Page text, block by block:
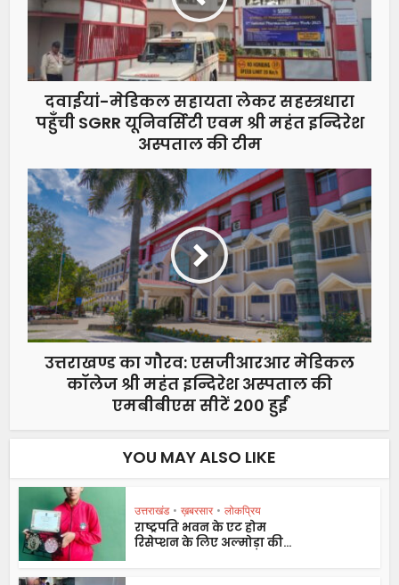
दवाईयां-मेडिकल सहायता लेकर सहस्त्रधारा
पहुँची SGRR यूनिवर्सिटी एवम श्री महंत इन्दिरेश
अस्पताल की टीम
उत्तराखण्ड का गौरव: एसजीआरआर मेडिकल
कॉलेज श्री महंत इन्दिरेश अस्पताल की
एमबीबीएस सीटें 200 हुईं
YOU MAY ALSO LIKE
उत्तराखंड • ख़बरसार • लोकप्रिय
राष्ट्रपति भवन के एट होम
रिसेप्शन के लिए अल्मोड़ा की...